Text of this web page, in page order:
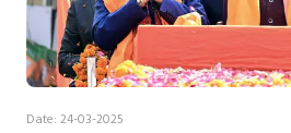
Date: 24-03-2025